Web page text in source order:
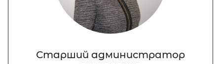
Старший администратор